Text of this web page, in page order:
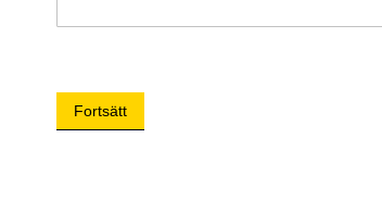
Fortsätt